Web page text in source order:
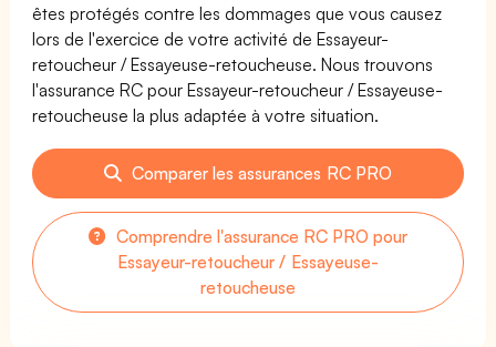
êtes protégés contre les dommages que vous causez
lors de l'exercice de votre activité de Essayeur-
retoucheur / Essayeuse-retoucheuse. Nous trouvons
l'assurance RC pour Essayeur-retoucheur / Essayeuse-
retoucheuse la plus adaptée à votre situation.
Comparer les assurances RC PRO
Comprendre l'assurance RC PRO pour
Essayeur-retoucheur / Essayeuse-
retoucheuse